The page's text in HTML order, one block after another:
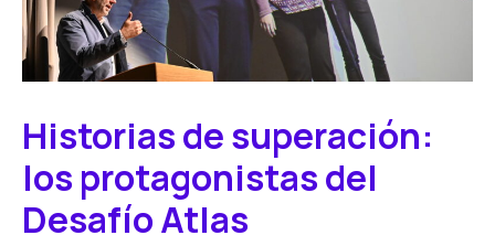
Historias de superación:
los protagonistas del
Desafío Atlas